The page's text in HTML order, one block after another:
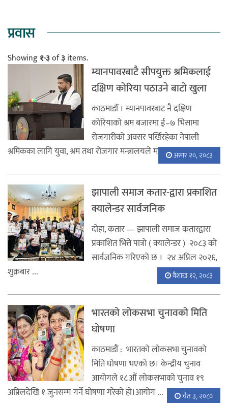
प्रवास
Showing१-३of३items.
असार २०, २०८३
म्यानपावरबाटै सीपयुक्त श्रमिकलाई
दक्षिण कोरिया पठाउने बाटो खुला
काठमाडौँ । म्यानपावरबाट नै दक्षिण
कोरियाको श्रम बजारमा ई–७ भिसामा
रोजगारीको अवसर पर्खिरहेका नेपाली
श्रमिकका लागि युवा, श्रम तथा रोजगार मन्त्रालयले महत ...
वैशाख १२, २०८३
झापाली समाज कतार-द्वारा प्रकाशित
क्यालेन्डर सार्वजनिक
दोहा, कतार — झापाली समाज कतारद्वारा
प्रकाशित भित्ते पात्रो ( क्यालेन्डर ) २०८३ को
सार्वजनिक गरिएकाे छ । २४ अप्रिल २०२६,
शुक्रबार ...
चैत ३, २०८०
भारतको लोकसभा चुनावको मिति
घोषणा
काठमाडौं : भारतको लोकसभा चुनावको
मिति घोषणा भएको छ। केन्द्रीय चुनाव
आयोगले १८औं लोकसभाको चुनाव १९
अप्रिलदेखि १ जुनसम्म गर्ने घोषणा गरेको हो।आयोग ...